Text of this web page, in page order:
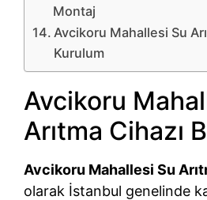
Montaj
Avcikoru Mahallesi Su
Kurulum
Avcikoru
Arıtma Cihazı
Avcikoru Mahallesi Su
olarak İstanbul genelinde